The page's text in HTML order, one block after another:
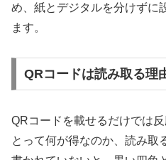
め、紙とデジタルを分けずに
ます。
QRコードは読み取る理
QRコードを載せるだけでは
とって何が得なのか、読み取